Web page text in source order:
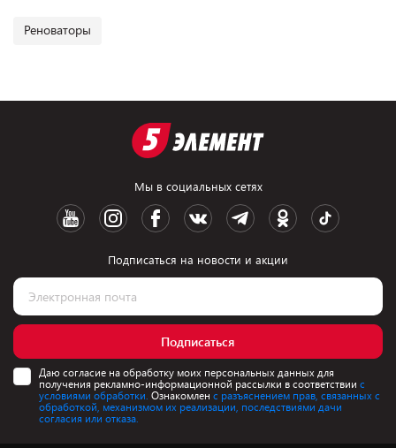
Реноваторы
Мы в социальных сетях
Подписаться на новости и акции
Подписаться
Даю согласие на обработку моих персональных данных для
получения рекламно-информационной рассылки в соответствии с
условиями обработки. Ознакомлен с разъяснением прав, связанных с
обработкой, механизмом их реализации, последствиями дачи
согласия или отказа.